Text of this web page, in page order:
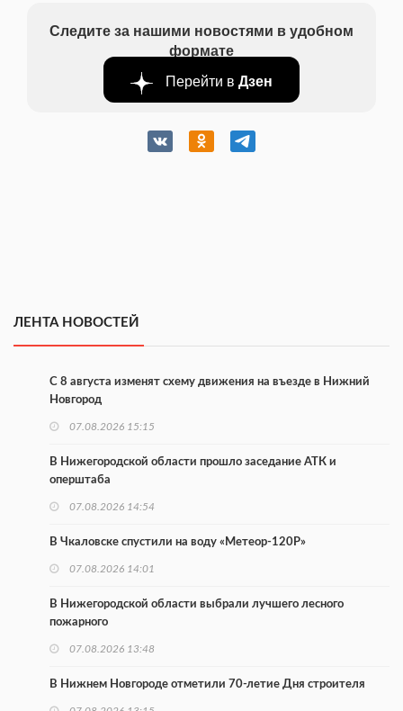
Следите за нашими новостями в удобном
формате
Перейти в Дзен
ЛЕНТА НОВОСТЕЙ
С 8 августа изменят схему движения на въезде в Нижний
Новгород
07.08.2026 15:15
В Нижегородской области прошло заседание АТК и
оперштаба
07.08.2026 14:54
В Чкаловске спустили на воду «Метеор-120Р»
07.08.2026 14:01
В Нижегородской области выбрали лучшего лесного
пожарного
07.08.2026 13:48
В Нижнем Новгороде отметили 70-летие Дня строителя